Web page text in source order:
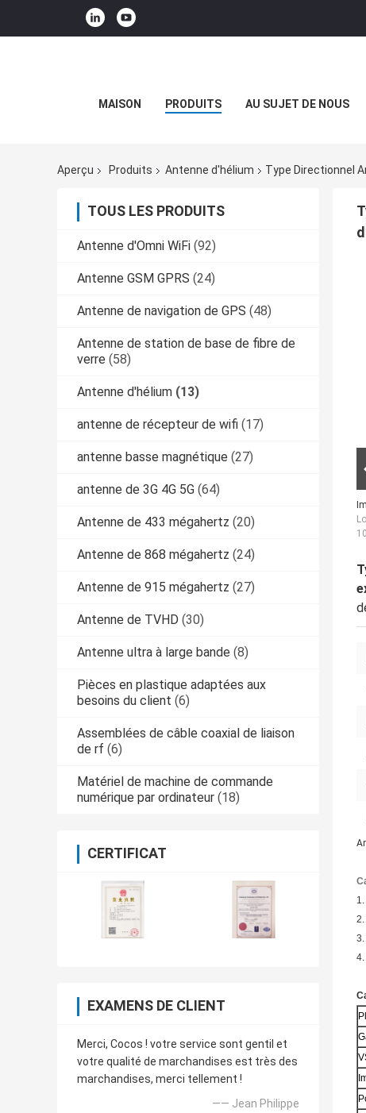
MAISON PRODUITS AU SUJET DE NOUS
Aperçu Produits Antenne d'hélium Type Directionnel
TOUS LES PRODUITS
Antenne d'Omni WiFi (92)
Antenne GSM GPRS (24)
Antenne de navigation de GPS (48)
Antenne de station de base de fibre de
verre (58)
Antenne d'hélium (13)
antenne de récepteur de wifi (17)
antenne basse magnétique (27)
antenne de 3G 4G 5G (64)
Antenne de 433 mégahertz (20)
Antenne de 868 mégahertz (24)
Antenne de 915 mégahertz (27)
Antenne de TVHD (30)
Antenne ultra à large bande (8)
Pièces en plastique adaptées aux
besoins du client (6)
Assemblées de câble coaxial de liaison
de rf (6)
Matériel de machine de commande
numérique par ordinateur (18)
CERTIFICAT
EXAMENS DE CLIENT
Merci, Cocos ! votre service sont gentil et
votre qualité de marchandises est très des
marchandises, merci tellement !
—— Jean Philippe
2.
3.